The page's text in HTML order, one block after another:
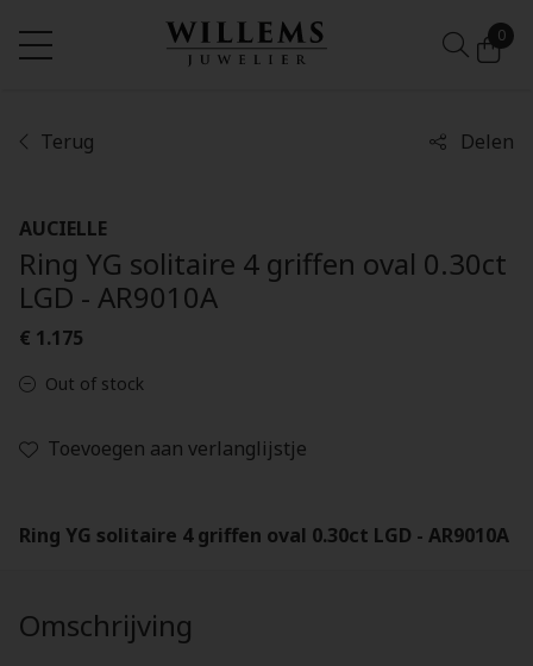
0
Terug Delen
AUCIELLE
Ring YG solitaire 4 griffen oval 0.30ct
LGD - AR9010A
€ 1.175
Out of stock
Toevoegen aan verlanglijstje
Ring YG solitaire 4 griffen oval 0.30ct LGD - AR9010A
Omschrijving